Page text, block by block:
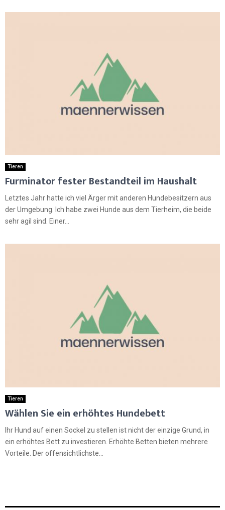
Tieren
Furminator fester Bestandteil im Haushalt
Letztes Jahr hatte ich viel Ärger mit anderen Hundebesitzern aus
der Umgebung. Ich habe zwei Hunde aus dem Tierheim, die beide
sehr agil sind. Einer...
Tieren
Wählen Sie ein erhöhtes Hundebett
Ihr Hund auf einen Sockel zu stellen ist nicht der einzige Grund, in
ein erhöhtes Bett zu investieren. Erhöhte Betten bieten mehrere
Vorteile. Der offensichtlichste...